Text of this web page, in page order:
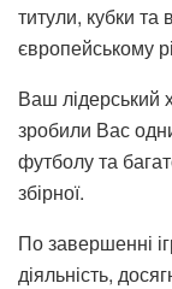
титули, кубки
європейському
Ваш лідерський
зробили Вас
футболу та
збірної.
По завершенні
діяльність,